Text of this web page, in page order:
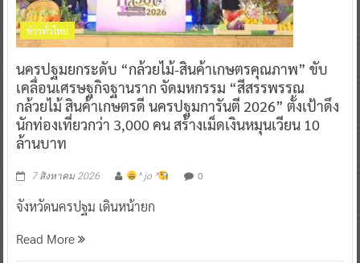
ข่าวทั่วไทย
นครปฐมยกระดับ “กล้วยไม้-สินค้าเกษตรคุณภาพ” ขับ
เคลื่อนเศรษฐกิจฐานราก จัดมหกรรม “สีสรรพรรณ
กล้วยไม้ สินค้าเกษตรดี นครปฐมการันตี 2026” ตั้งเป้าดึง
นักท่องเที่ยวกว่า 3,000 คน สร้างเม็ดเงินหมุนเวียน 10
ล้านบาท
7 สิงหาคม 2026 ^ jo ^ 0
จังหวัดนครปฐม เดินหน้ายก
Read More